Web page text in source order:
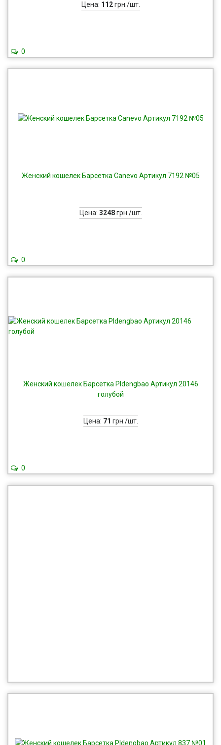
Цена: 112грн./шт.
0
Женский кошелек Барсетка Canevo Apтикул 7192 №05
Цена: 3248грн./шт.
0
Женский кошелек Барсетка Pldengbao Артикул 20146
голубой
Цена: 71 грн./шт.
0